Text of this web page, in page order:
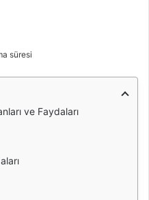
süresi
ve Faydaları